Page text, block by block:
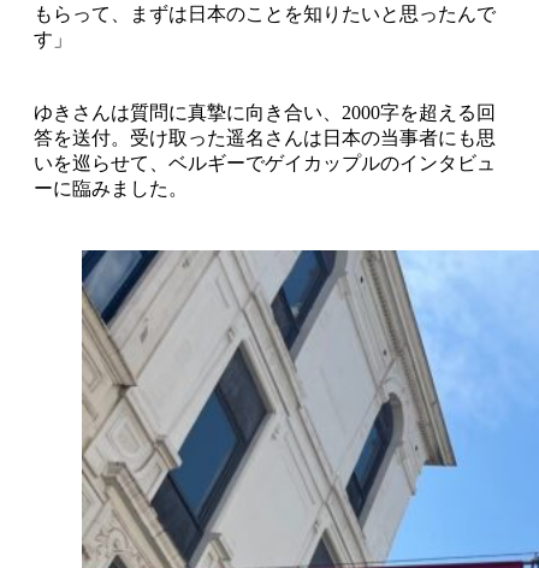
もらって、まずは日本のことを知りたいと思ったんで
す」
ゆきさんは質問に真摯に向き合い、2000字を超える回
答を送付。受け取った遥名さんは日本の当事者にも思
いを巡らせて、ベルギーでゲイカップルのインタビュ
ーに臨みました。